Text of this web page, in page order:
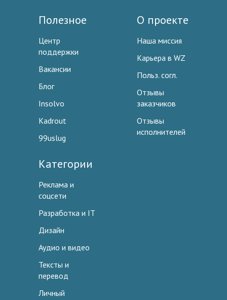
Полезное
Центр
поддержки
Вакансии
Блог
Insolvo
Kadrout
99uslug
О проекте
Наша миссия
Карьера в WZ
Польз. согл.
Отзывы
заказчиков
Отзывы
исполнителей
Категории
Реклама и
соцсети
Разработка и IT
Дизайн
Аудио и видео
Тексты и
перевод
Личный